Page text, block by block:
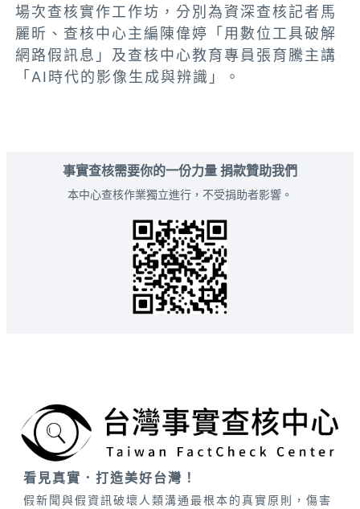
場次查核實作工作坊，分別為資深查核記者馬
麗昕、查核中心主編陳偉婷「用數位工具破解
網路假訊息」及查核中心教育專員張育騰主講
「AI時代的影像生成與辨識」。
事實查核需要你的一份力量 捐款贊助我們
本中心查核作業獨立進行，不受捐助者影響。
看見真實．打造美好台灣！
假新聞與假資訊破壞人類溝通最根本的真實原則，傷害